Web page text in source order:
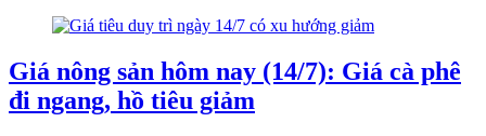
Giá nông sản hôm nay (14/7): Giá cà phê
đi ngang, hồ tiêu giảm